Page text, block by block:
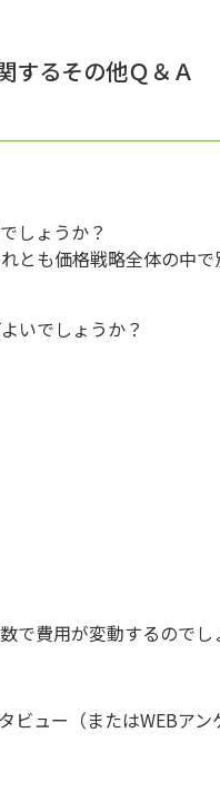
するその他Ｑ＆Ａ
しょうか？
とも価格戦略全体の中
いでしょうか？
で費用が変動するのでし
ュー（またはWEBア